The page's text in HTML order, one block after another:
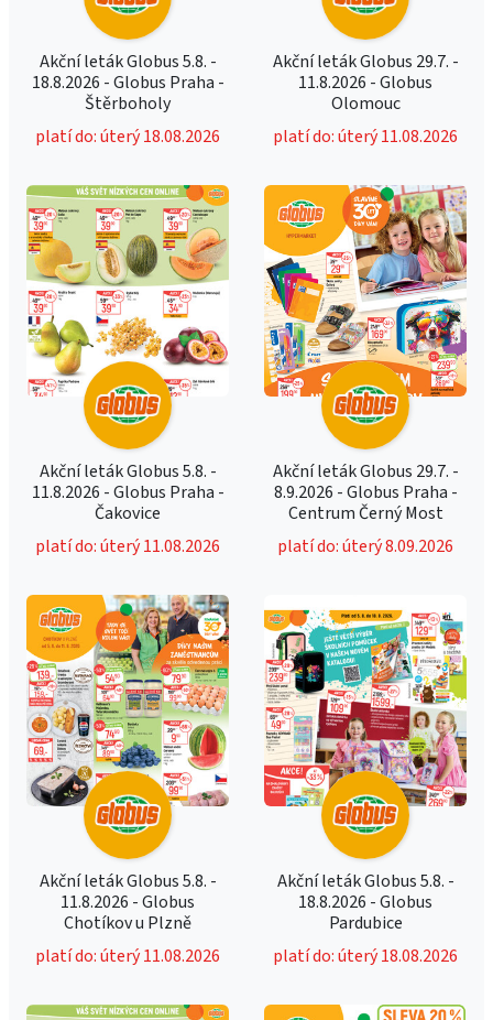
Akční leták Globus 5.8. -
18.8.2026 - Globus Praha -
Štěrboholy
platí do: úterý 18.08.2026
Akční leták Globus 29.7. -
11.8.2026 - Globus
Olomouc
platí do: úterý 11.08.2026
Akční leták Globus 5.8. -
11.8.2026 - Globus Praha -
Čakovice
platí do: úterý 11.08.2026
Akční leták Globus 29.7. -
8.9.2026 - Globus Praha -
Centrum Černý Most
platí do: úterý 8.09.2026
Akční leták Globus 5.8. -
11.8.2026 - Globus
Chotíkov u Plzně
platí do: úterý 11.08.2026
Akční leták Globus 5.8. -
18.8.2026 - Globus
Pardubice
platí do: úterý 18.08.2026